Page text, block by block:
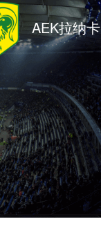
AEK拉纳卡